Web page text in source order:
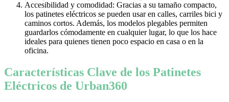
Accesibilidad y comodidad: Gracias a su tamaño compacto,
los patinetes eléctricos se pueden usar en calles, carriles bici y
caminos cortos. Además, los modelos plegables permiten
guardarlos cómodamente en cualquier lugar, lo que los hace
ideales para quienes tienen poco espacio en casa o en la
oficina.
Características Clave de los Patinetes
Eléctricos de Urban360